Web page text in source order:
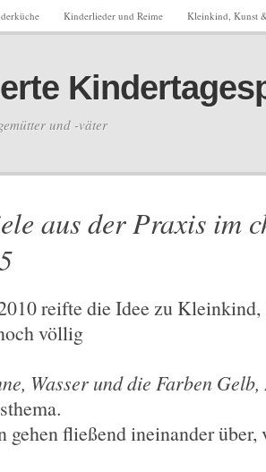
Kinderlieder und Reime Kleinkind, Kunst
und -väter
aus der Praxis im
reifte die Idee zu
völlig
Wasser und die Farben
gehen fließend ineinander über,